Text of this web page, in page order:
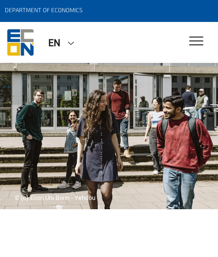
DEPARTMENT OF ECONOMICS
EN
© (c) Econ Uni Bonn - Yehdou